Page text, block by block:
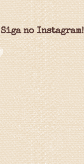
Siga no Instagram!